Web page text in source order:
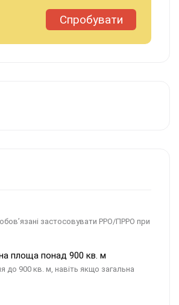
Спробувати
застосовувати РРО/ПРРО при
площа понад 900 кв. м
900 кв. м, навіть якщо загальна